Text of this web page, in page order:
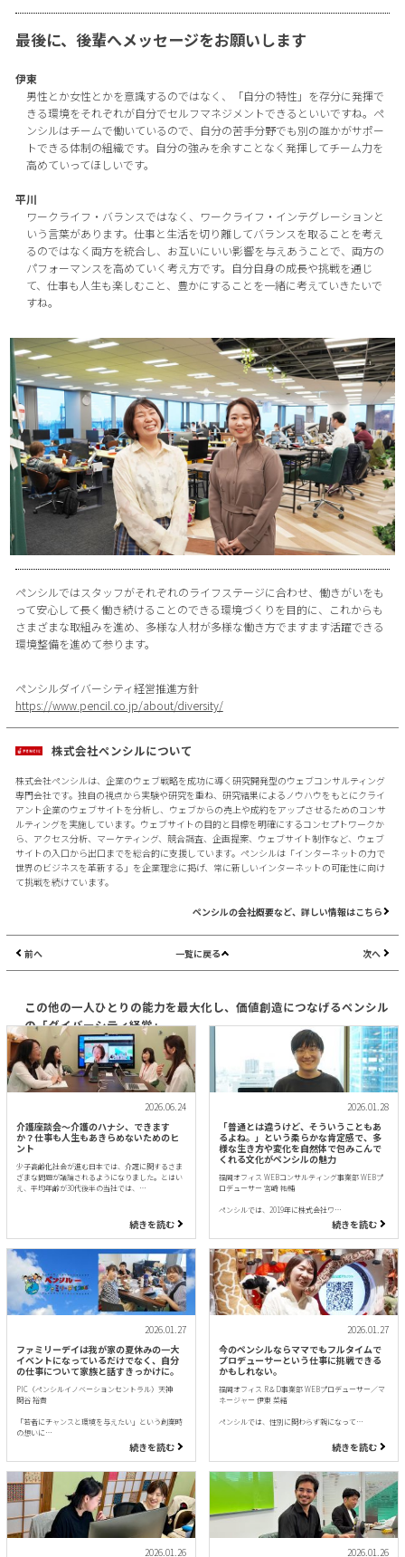
最後に、後輩へメッセージをお願いします
伊東
男性とか女性とかを意識するのではなく、「自分の特性」を存分に発揮で
きる環境をそれぞれが自分でセルフマネジメントできるといいですね。ペ
ンシルはチームで働いているので、自分の苦手分野でも別の誰かがサポー
トできる体制の組織です。自分の強みを余すことなく発揮してチーム力を
高めていってほしいです。
平川
ワークライフ・バランスではなく、ワークライフ・インテグレーションと
いう言葉があります。仕事と生活を切り離してバランスを取ることを考え
るのではなく両方を統合し、お互いにいい影響を与えあうことで、両方の
パフォーマンスを高めていく考え方です。自分自身の成長や挑戦を通じ
て、仕事も人生も楽しむこと、豊かにすることを一緒に考えていきたいで
すね。
ペンシルではスタッフがそれぞれのライフステージに合わせ、働きがいをも
って安心して長く働き続けることのできる環境づくりを目的に、これからも
さまざまな取組みを進め、多様な人材が多様な働き方でますます活躍できる
環境整備を進めて参ります。
ペンシルダイバーシティ経営推進方針
https://www.pencil.co.jp/about/diversity/
株式会社ペンシルについて
株式会社ペンシルは、企業のウェブ戦略を成功に導く研究開発型のウェブコンサルティング
専門会社です。独自の視点から実験や研究を重ね、研究結果によるノウハウをもとにクライ
アント企業のウェブサイトを分析し、ウェブからの売上や成約をアップさせるためのコンサ
ルティングを実施しています。ウェブサイトの目的と目標を明確にするコンセプトワークか
ら、アクセス分析、マーケティング、競合調査、企画提案、ウェブサイト制作など、ウェブ
サイトの入口から出口までを総合的に支援しています。ペンシルは「インターネットの力で
世界のビジネスを革新する」を企業理念に掲げ、常に新しいインターネットの可能性に向け
て挑戦を続けています。
ペンシルの会社概要など、詳しい情報はこちら
前へ 一覧に戻る 次へ
この他の一人ひとりの能力を最大化し、価値創造につなげるペンシル
の「ダイバーシティ経営」
2026.06.24
介護座談会〜介護のハナシ、できます
か？仕事も人生もあきらめないためのヒ
ント
少子高齢化社会が進む日本では、介護に関するさま
ざまな問題が議論されるようになりました。とはい
え、平均年齢が30代後半の当社では、…
続きを読む
2026.01.28
「普通とは違うけど、そういうこともあ
るよね。」という柔らかな肯定感で、多
様な生き方や変化を自然体で包みこんで
くれる文化がペンシルの魅力
福岡オフィス WEBコンサルティング事業部 WEBプ
ロデューサー 宮崎 祐輔
ペンシルでは、2019年に株式会社ワ…
続きを読む
2026.01.27
ファミリーデイは我が家の夏休みの一大
イベントになっているだけでなく、自分
の仕事について家族と話すきっかけに。
PIC（ペンシルイノベーションセントラル）天神
関谷 裕貴
「若者にチャンスと環境を与えたい」という創業時
の想いに…
続きを読む
2026.01.27
今のペンシルならママでもフルタイムで
プロデューサーという仕事に挑戦できる
かもしれない。
福岡オフィス R＆D事業部 WEBプロデューサー／マ
ネージャー 伊東 菜緒
ペンシルでは、性別に関わらず親になって…
続きを読む
2026.01.26 2026.01.26